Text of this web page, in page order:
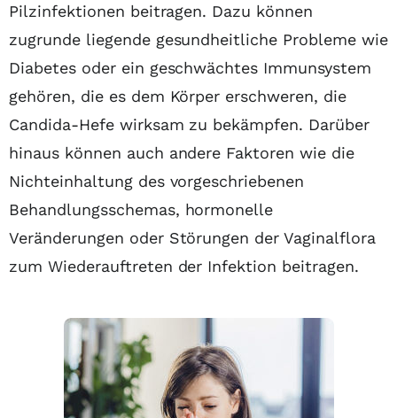
Pilzinfektionen beitragen. Dazu können
zugrunde liegende gesundheitliche Probleme wie
Diabetes oder ein geschwächtes Immunsystem
gehören, die es dem Körper erschweren, die
Candida-Hefe wirksam zu bekämpfen. Darüber
hinaus können auch andere Faktoren wie die
Nichteinhaltung des vorgeschriebenen
Behandlungsschemas, hormonelle
Veränderungen oder Störungen der Vaginalflora
zum Wiederauftreten der Infektion beitragen.